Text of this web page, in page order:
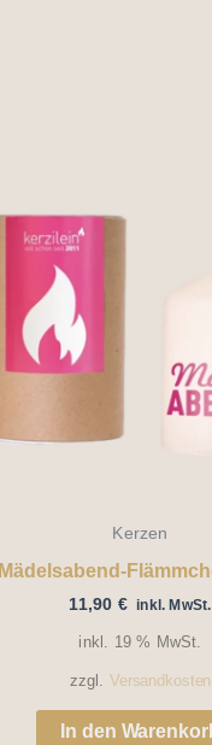
Kerzen
Mädelsabend-
11,90 € inkl. MwSt.
inkl. 19 % MwSt.
zzgl. Versandkosten
In den